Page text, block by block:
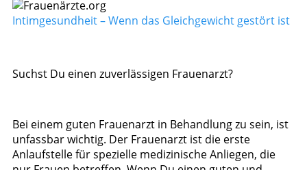
Intimgesundheit – Wenn das Gleichgewicht gestört ist
Suchst Du einen zuverlässigen Frauenarzt?
Bei einem guten Frauenarzt in Behandlung zu sein, ist
unfassbar wichtig. Der Frauenarzt ist die erste
Anlaufstelle für spezielle medizinische Anliegen, die